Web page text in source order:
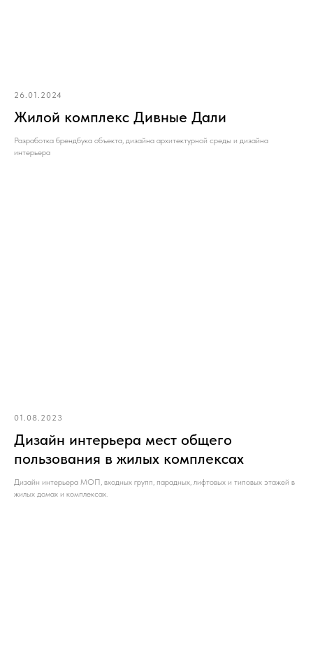
26.01.2024
Жилой комплекс Дивные Дали
Разработка брендбука объекта, дизайна архитектурной среды и дизайна
интерьера
01.08.2023
Дизайн интерьера мест общего
пользования в жилых комплексах
Дизайн интерьера МОП, входных групп, парадных, лифтовых и типовых этажей в
жилых домах и комплексах.